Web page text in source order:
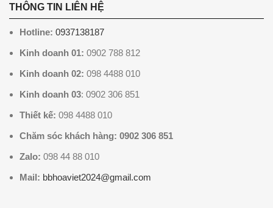
THÔNG TIN LIÊN HỆ
Hotline: 0937138187
Kinh doanh 01: 0902 788 812
Kinh doanh 02: 098 4488 010
Kinh doanh 03: 0902 306 851
Thiết kế: 098 4488 010
Chăm sóc khách hàng: 0902 306 851
Zalo: 098 44 88 010
Mail: bbhoaviet2024@gmail.com